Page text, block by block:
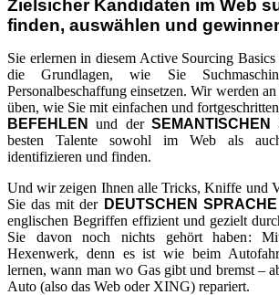
Zielsicher Kandidaten im Web
finden, auswählen und
Sie erlernen in diesem Active Sourcing
die Grundlagen, wie Sie
Personalbeschaffung einsetzen. Wir werden
üben, wie Sie mit einfachen und
BEFEHLEN
und derSEMANTISCHEN
besten Talente sowohl im Web als
identifizieren und finden.
Und wir zeigen Ihnen alle Tricks, Kniffe und
Sie das mit der DEUTSCHEN SPRACHE
englischen Begriffen effizient und gezielt
Sie davon noch nichts gehört haben:
Hexenwerk, denn es ist wie beim
lernen, wann man wo Gas gibt und bremst –
Auto (also das Web oder XING) repariert.